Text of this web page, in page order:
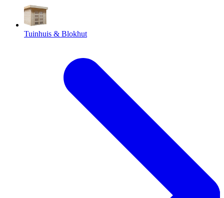
Tuinhuis & Blokhut